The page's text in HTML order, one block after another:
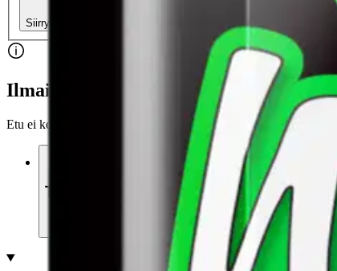
Siirry valitsemaan myymälä
Ilmainen toimitus yli 100 €:n tilauksille
Etu ei koske Suuri‑lisäpalvelulla toimitettavia tuotteita.
Tarkista myymäläsaatavuus